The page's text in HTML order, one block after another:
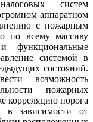
систем
аппаратном
с пожарным
по всему массиву
функциональные
системой в
состояний.
возможность
пожарных
корреляцию порога
в зависимости от